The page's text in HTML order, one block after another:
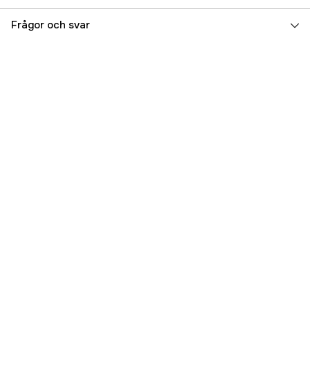
Referensnummer 5000017625
Frågor och svar